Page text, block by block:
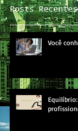
Posts Recentes
Você